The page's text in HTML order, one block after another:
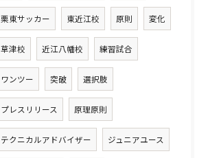
栗東サッカー 東近江校 原則 変化
草津校 近江八幡校 練習試合
ワンツー 突破 選択肢
プレスリリース 原理原則
テクニカルアドバイザー ジュニアユース